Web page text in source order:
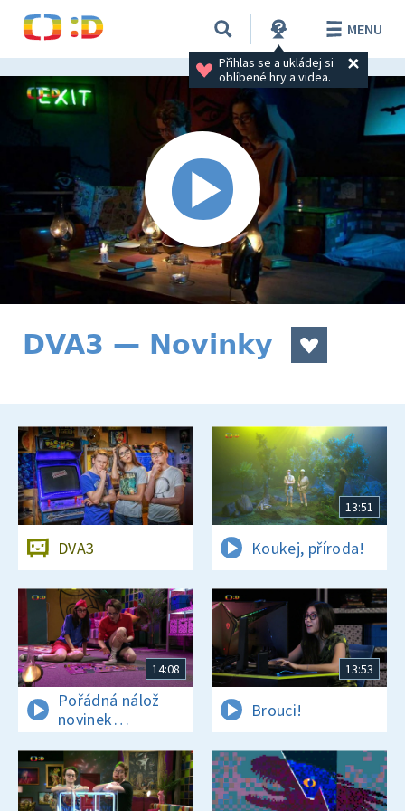
Přihlas se a ukládej si
oblíbené hry a videa.
MENU
DVA3 — Novinky
DVA3
13:51
Koukej, příroda!
14:08
Pořádná nálož
novinek
a zajímavostí
13:53
Brouci!